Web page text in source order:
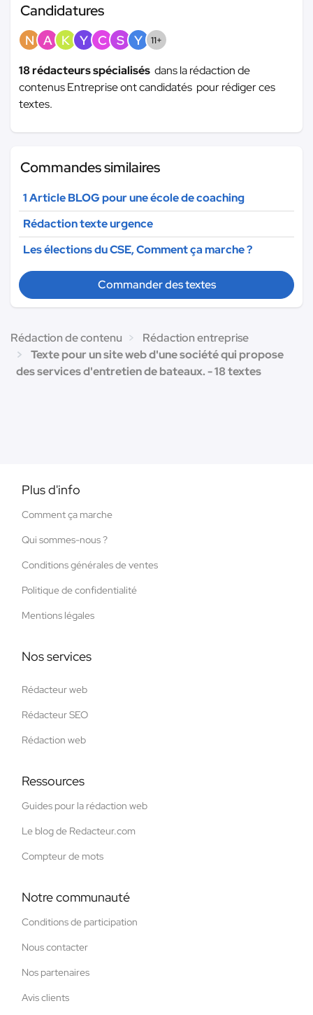
Candidatures
N A K Y C S Y 11+
18 rédacteurs spécialisés dans la rédaction de
contenus Entreprise ont candidatés pour rédiger ces
textes.
Commandes similaires
1 Article BLOG pour une école de coaching
Rédaction texte urgence
Les élections du CSE, Comment ça marche ?
Commander des textes
Rédaction de contenu
Rédaction entreprise
Texte pour un site web d'une société qui propose
des services d'entretien de bateaux. - 18 textes
Plus d'info
Comment ça marche
Qui sommes-nous ?
Conditions générales de ventes
Politique de confidentialité
Mentions légales
Nos services
Rédacteur web
Rédacteur SEO
Rédaction web
Ressources
Guides pour la rédaction web
Le blog de Redacteur.com
Compteur de mots
Notre communauté
Conditions de participation
Nous contacter
Nos partenaires
Avis clients